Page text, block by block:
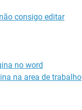
consigo editar
no word
na area de trabalho